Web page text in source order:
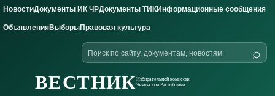
Skip to content
НовостиДокументы ИК ЧРДокументы ТИКИнформационные сообщения
ОбъявленияВыборыПравовая культура
ВЕСТНИКИзбирательной комиссии
Чеченской Республики
Поиск
по
⌕